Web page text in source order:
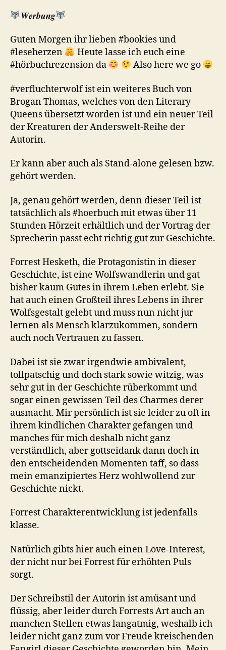
𝑾𝒆𝒓𝒃𝒖𝒏𝒈
Guten Morgen ihr lieben #bookies und
#leseherzen
Heute lasse ich euch eine
#hörbuchrezension da
Also here we go
#verfluchterwolf ist ein weiteres Buch von
Brogan Thomas, welches von den Literary
Queens übersetzt worden ist und ein neuer Teil
der Kreaturen der Anderswelt-Reihe der
Autorin.
Er kann aber auch als Stand-alone gelesen bzw.
gehört werden.
Ja, genau gehört werden, denn dieser Teil ist
tatsächlich als #hoerbuch mit etwas über 11
Stunden Hörzeit erhältlich und der Vortrag der
Sprecherin passt echt richtig gut zur Geschichte.
Forrest Hesketh, die Protagonistin in dieser
Geschichte, ist eine Wolfswandlerin und gat
bisher kaum Gutes in ihrem Leben erlebt. Sie
hat auch einen Großteil ihres Lebens in ihrer
Wolfsgestalt gelebt und muss nun nicht jur
lernen als Mensch klarzukommen, sondern
auch noch Vertrauen zu fassen.
Dabei ist sie zwar irgendwie ambivalent,
tollpatschig und doch stark sowie witzig, was
sehr gut in der Geschichte rüberkommt und
sogar einen gewissen Teil des Charmes derer
ausmacht. Mir persönlich ist sie leider zu oft in
ihrem kindlichen Charakter gefangen und
manches für mich deshalb nicht ganz
verständlich, aber gottseidank dann doch in
den entscheidenden Momenten taff, so dass
mein emanzipiertes Herz wohlwollend zur
Geschichte nickt.
Forrest Charakterentwicklung ist jedenfalls
klasse.
Natürlich gibts hier auch einen Love-Interest,
der nicht nur bei Forrest für erhöhten Puls
sorgt.
Der Schreibstil der Autorin ist amüsant und
flüssig, aber leider durch Forrests Art auch an
manchen Stellen etwas langatmig, weshalb ich
leider nicht ganz zum vor Freude kreischenden